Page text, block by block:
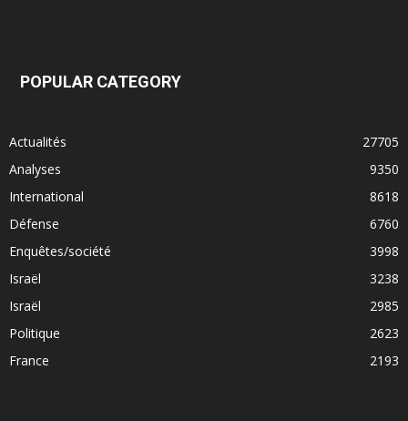
POPULAR CATEGORY
Actualités
27705
Analyses
9350
International
8618
Défense
6760
Enquêtes/société
3998
Israël
3238
Israël
2985
Politique
2623
France
2193